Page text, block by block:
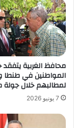
محافظ الغربية
المواطنين في
لمطالبهم خلال جولة
7 يونيو 2026